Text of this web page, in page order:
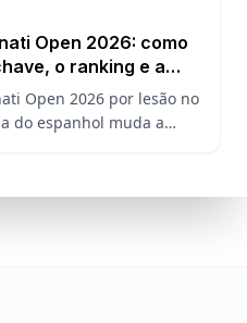
Open 2026: como
o ranking e a
Open 2026 por lesão no
do espanhol muda a